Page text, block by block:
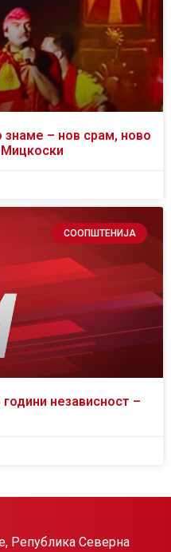
– нов срам, ново
СООПШТЕНИЈА
независност –
Република Северна